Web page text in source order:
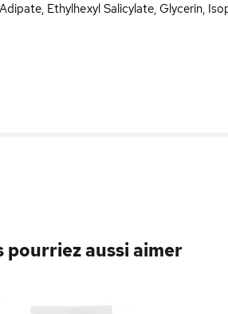
Ethylhexyl Salicylate, Glycerin,
pourriez aussi aimer